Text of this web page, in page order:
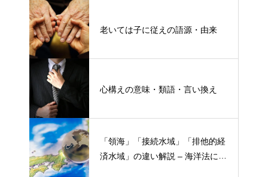
老いては子に従えの語源・由来
心構えの意味・類語・言い換え
「領海」「接続水域」「排他的経
済水域」の違い解説 – 海洋法にお